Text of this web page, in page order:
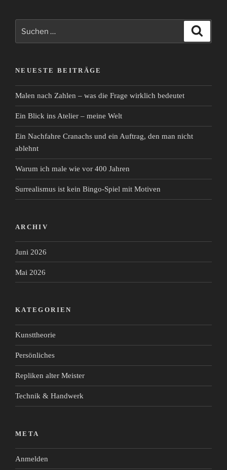
NEUESTE BEITRÄGE
Malen nach Zahlen – was die Frage wirklich bedeutet
Ein Blick ins Atelier – meine Welt
Ein Nachfahre Cranachs und ein Auftrag, den man nicht
ablehnt
Warum ich male wie vor 400 Jahren
Surrealismus ist kein Bingo-Spiel mit Motiven
ARCHIV
Juni 2026
Mai 2026
KATEGORIEN
Kunsttheorie
Persönliches
Repliken alter Meister
Technik & Handwerk
META
Anmelden